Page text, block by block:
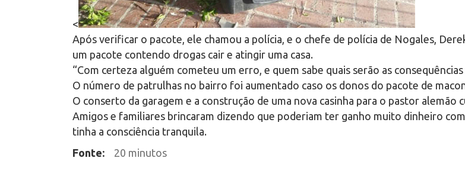
<
Após verificar o pacote, ele chamou a polícia, e o chefe de polícia de Nogales,
um pacote contendo drogas cair e atingir uma casa.
“Com certeza alguém cometeu um erro, e quem sabe quais serão as
O número de patrulhas no bairro foi aumentado caso os donos do pacote de
O conserto da garagem e a construção de uma nova casinha para o pastor alemão
Amigos e familiares brincaram dizendo que poderiam ter ganho muito dinheiro
tinha a consciência tranquila.
Fonte:
20 minutos